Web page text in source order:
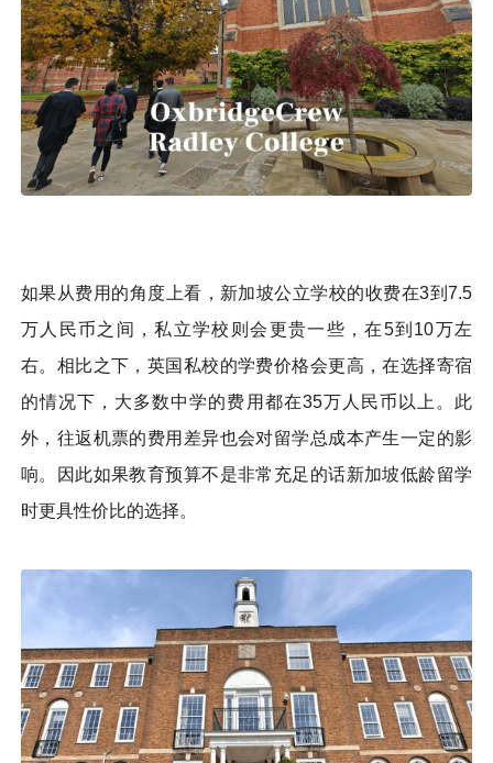
如果从费用的角度上看，新加坡公立学校的收费在3到7.5
万人民币之间，私立学校则会更贵一些，在5到10万左
右。相比之下，英国私校的学费价格会更高，在选择寄宿
的情况下，大多数中学的费用都在35万人民币以上。此
外，往返机票的费用差异也会对留学总成本产生一定的影
响。因此如果教育预算不是非常充足的话新加坡低龄留学
时更具性价比的选择。